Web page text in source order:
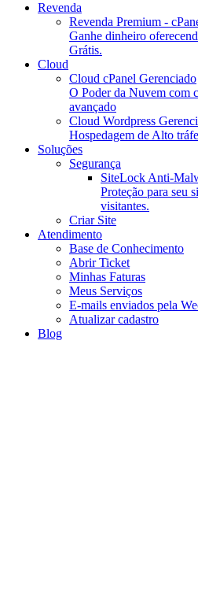
Revenda
Revenda Premium -
Ganhe dinheiro
Grátis.
Cloud
Cloud cPanel Gerenciado
O Poder da Nuvem com
avançado
Cloud Wordpress
Hospedagem de Alto
Soluções
Segurança
SiteLock Anti-
Proteção para seu
visitantes.
Criar Site
Atendimento
Base de Conhecimento
Abrir Ticket
Minhas Faturas
Meus Serviços
E-mails enviados pela
Atualizar cadastro
Blog